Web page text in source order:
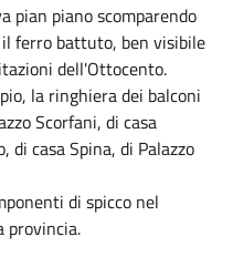
pian piano scomparendo
ferro battuto, ben visibile
dell'Ottocento.
la ringhiera dei balconi
Scorfani, di casa
di casa Spina, di Palazzo
di spicco nel
provincia.